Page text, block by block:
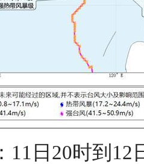
11日20时到12